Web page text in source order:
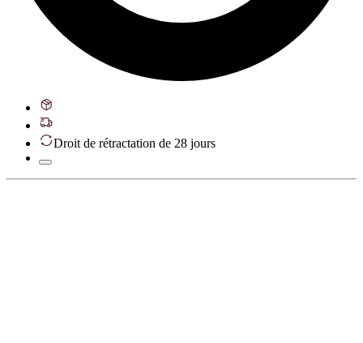
Droit de rétractation de 28 jours